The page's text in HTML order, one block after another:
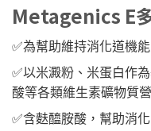
Metagenics E
✅️為幫助維持消化道機
✅️以米澱粉、米蛋白作
酸等各類維生素礦物質
✅️含麩醯胺酸，幫助消